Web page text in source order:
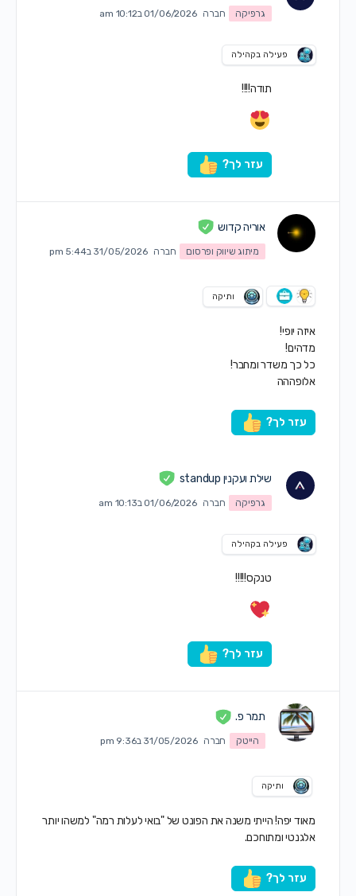
גרפיקה חברה 01/06/2026 ב10:12 am
פעילה בקהילה
תודה!!!!
עזר לך?
אוריה קדוש
מיתוג שיווק ופרסום חברה 31/05/2026 ב5:44 pm
ותיקה
איזה יופי!
מדהים!
כל כך משדר ומחבר!
אלופההה
עזר לך?
שילת ועקנין standup
גרפיקה חברה 01/06/2026 ב10:13 am
פעילה בקהילה
טנקס!!!!!
עזר לך?
תמר פ.
הייטק חברה 31/05/2026 ב9:36 pm
ותיקה
מאוד יפה! הייתי משנה את הפונט של "בואי לעלות רמה" למשהו יותר
אלגנטי ומתוחכם.
עזר לך?